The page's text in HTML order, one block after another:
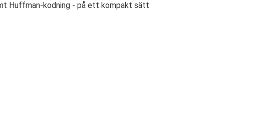
Huffman-kodning - på ett kompakt sätt